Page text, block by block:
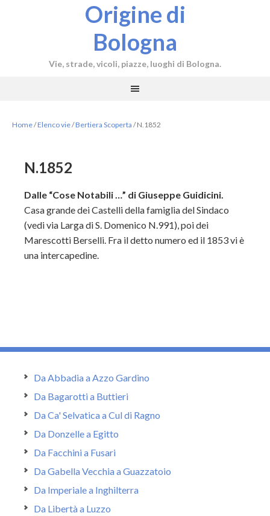
Origine di
Bologna
Vie, strade, vicoli, piazze, luoghi di Bologna.
Home/Elenco vie/Bertiera Scoperta /N.1852
N.1852
Dalle “Cose Notabili …” di Giuseppe Guidicini.
Casa grande dei Castelli della famiglia del Sindaco
(vedi via Larga di S. Domenico N.991), poi dei
Marescotti Berselli. Fra il detto numero ed il 1853 vi è
una intercapedine.
Da Abbadia a Azzo Gardino
Da Bagarotti a Buttieri
Da Ca' Selvatica a Cul di Ragno
Da Donzelle a Egitto
Da Facchini a Fusari
Da Gabella Vecchia a Guazzatoio
Da Imperiale a Inghilterra
Da Libertà a Luzzo